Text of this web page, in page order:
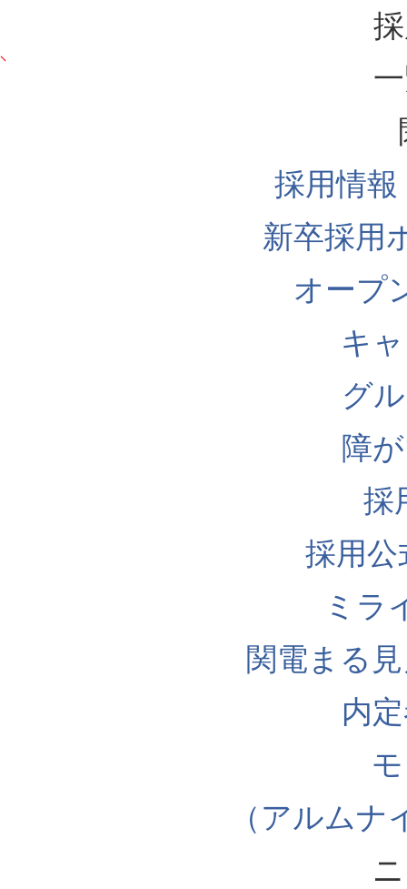
採用情
新卒採用
オープ
キ
グ
障
採
採用公
ミラ
関電まる
内
（アルム